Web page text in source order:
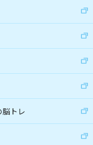
トレ